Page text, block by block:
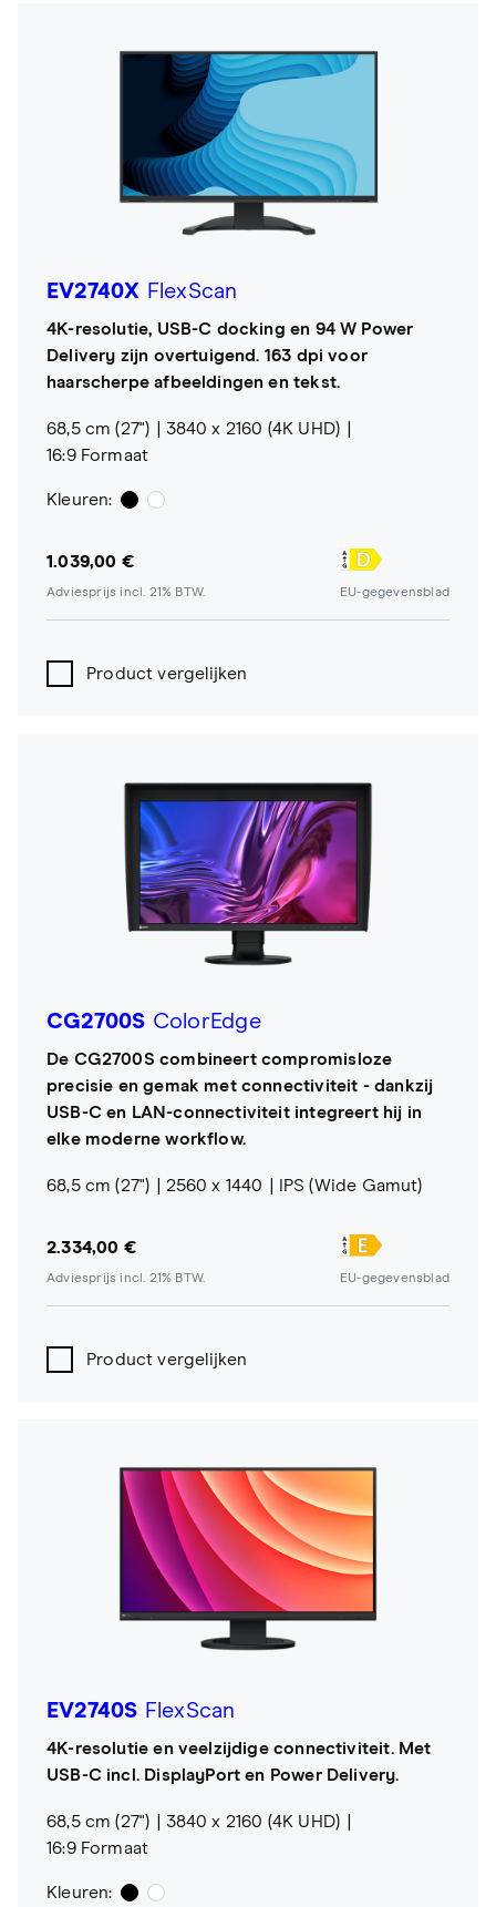
EV2740X FlexScan
4K-resolutie, USB-C docking en 94 W Power
Delivery zijn overtuigend. 163 dpi voor
haarscherpe afbeeldingen en tekst.
68,5 cm (27")
3840 x 2160 (4K UHD)
16:9 Formaat
Kleuren:
1.039,00 €
Adviesprijs incl. 21% BTW. EU-gegevensblad
Product vergelijken
CG2700S ColorEdge
De CG2700S combineert compromisloze
precisie en gemak met connectiviteit - dankzij
USB-C en LAN-connectiviteit integreert hij in
elke moderne workflow.
68,5 cm (27") 2560 x 1440 IPS (Wide Gamut)
2.334,00 €
Adviesprijs incl. 21% BTW. EU-gegevensblad
Product vergelijken
EV2740S FlexScan
4K-resolutie en veelzijdige connectiviteit. Met
USB-C incl. DisplayPort en Power Delivery.
68,5 cm (27")
3840 x 2160 (4K UHD)
16:9 Formaat
Kleuren: